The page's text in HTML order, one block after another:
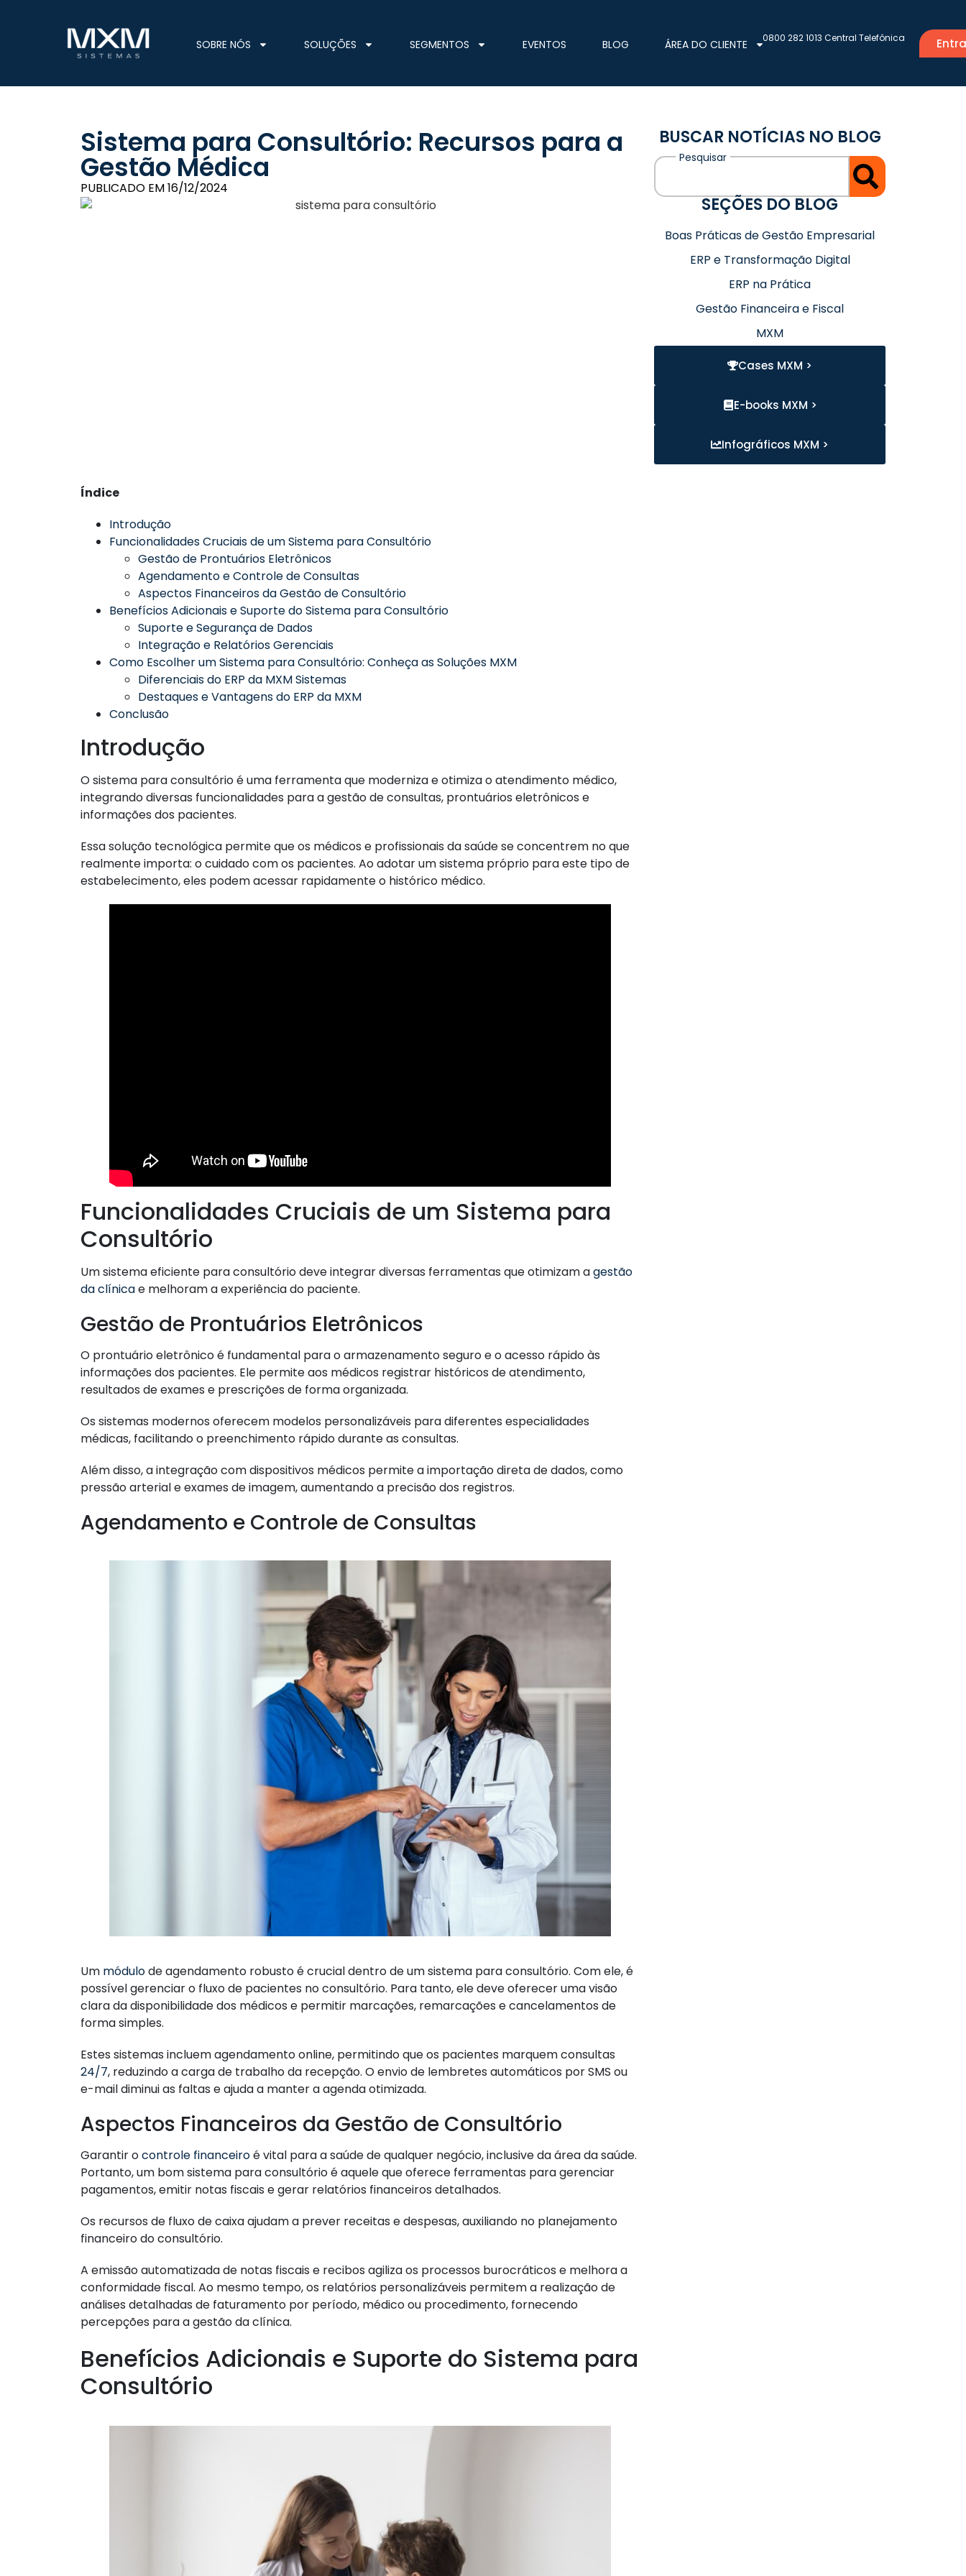
SOBRE NÓS SOLUÇÕES SEGMENTOS EVENTOS BLOG ÁREA DO CLIENTE 0800 282 1013 Central Telefônica
Sistema para Consultório: Recursos para a
Gestão Médica
PUBLICADO EM16/12/2024
Índice
Introdução
Funcionalidades Cruciais de um Sistema para Consultório
Gestão de Prontuários Eletrônicos
Agendamento e Controle de Consultas
Aspectos Financeiros da Gestão de Consultório
Benefícios Adicionais e Suporte do Sistema para Consultório
Suporte e Segurança de Dados
Integração e Relatórios Gerenciais
Como Escolher um Sistema para Consultório: Conheça as Soluções MXM
Diferenciais do ERP da MXM Sistemas
Destaques e Vantagens do ERP da MXM
Conclusão
Introdução
O sistema para consultório é uma ferramenta que moderniza e otimiza o atendimento médico,
integrando diversas funcionalidades para a gestão de consultas, prontuários eletrônicos e
informações dos pacientes.
Essa solução tecnológica permite que os médicos e profissionais da saúde se concentrem no que
realmente importa: o cuidado com os pacientes. Ao adotar um sistema próprio para este tipo de
estabelecimento, eles podem acessar rapidamente o histórico médico.
Funcionalidades Cruciais de um Sistema para
Consultório
Um sistema eficiente para consultório deve integrar diversas ferramentas que otimizam agestão
da clínicae melhoram a experiência do paciente.
Gestão de Prontuários Eletrônicos
O prontuário eletrônico é fundamental para o armazenamento seguro e o acesso rápido às
informações dos pacientes. Ele permite aos médicos registrar históricos de atendimento,
resultados de exames e prescrições de forma organizada.
Os sistemas modernos oferecem modelos personalizáveis para diferentes especialidades
médicas, facilitando o preenchimento rápido durante as consultas.
Além disso, a integração com dispositivos médicos permite a importação direta de dados, como
pressão arterial e exames de imagem, aumentando a precisão dos registros.
Agendamento e Controle de Consultas
Um módulode agendamento robusto é crucial dentro de um sistema para consultório. Com ele, é
possível gerenciar o fluxo de pacientes no consultório. Para tanto, ele deve oferecer uma visão
clara da disponibilidade dos médicos e permitir marcações, remarcações e cancelamentos de
forma simples.
Estes sistemas incluem agendamento online, permitindo que os pacientes marquem consultas
24/7, reduzindo a carga de trabalho da recepção. O envio de lembretes automáticos por SMS ou
e-mail diminui as faltas e ajuda a manter a agenda otimizada.
Aspectos Financeiros da Gestão de Consultório
Garantir ocontrole financeiroé vital para a saúde de qualquer negócio, inclusive da área da saúde.
Portanto, um bom sistema para consultório é aquele que oferece ferramentas para gerenciar
pagamentos, emitir notas fiscais e gerar relatórios financeiros detalhados.
Os recursos de fluxo de caixa ajudam a prever receitas e despesas, auxiliando no planejamento
financeiro do consultório.
A emissão automatizada de notas fiscais e recibos agiliza os processos burocráticos e melhora a
conformidade fiscal. Ao mesmo tempo, os relatórios personalizáveis permitem a realização de
análises detalhadas de faturamento por período, médico ou procedimento, fornecendo
percepções para a gestão da clínica.
Benefícios Adicionais e Suporte do Sistema para
Consultório
BUSCAR NOTÍCIAS NO BLOG
SEÇÕES DO BLOG
Boas Práticas de Gestão Empresarial
ERP e Transformação Digital
ERP na Prática
Gestão Financeira e Fiscal
MXM
Cases MXM >
E-books MXM >
Infográficos MXM >